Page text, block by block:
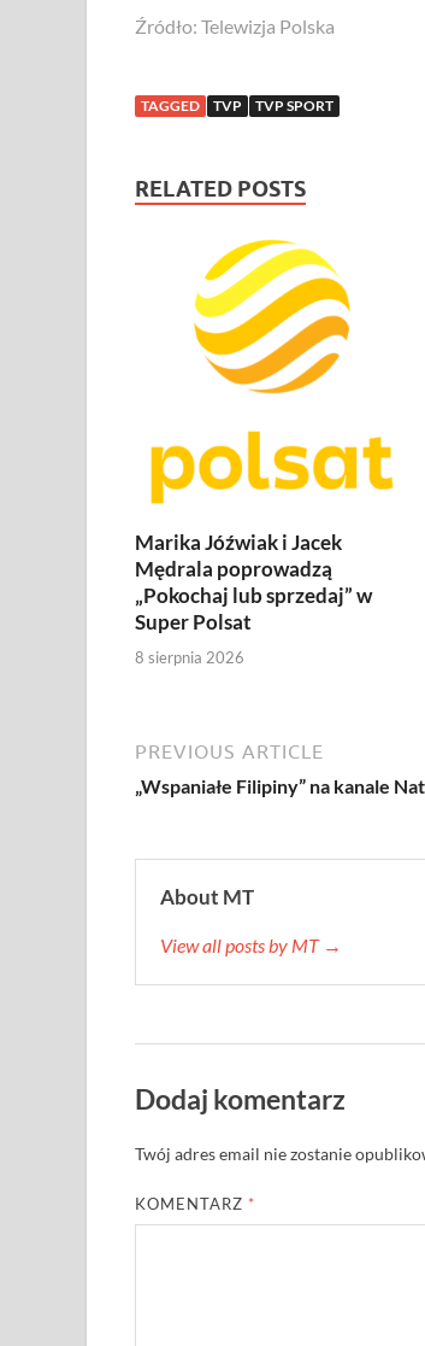
Źródło: Telewizja Polska
TAGGED TVP TVP SPORT
RELATED POSTS
Marika Jóźwiak i Jacek
Mędrala poprowadzą
„Pokochaj lub sprzedaj” w
Super Polsat
8 sierpnia 2026
PREVIOUS ARTICLE
„Wspaniałe Filipiny” na kanale
About MT
View all posts by MT →
Dodaj komentarz
Twój adres email nie zostanie
KOMENTARZ *